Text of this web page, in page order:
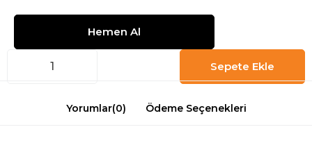
Yorumlar(0) Ödeme Seçenekleri